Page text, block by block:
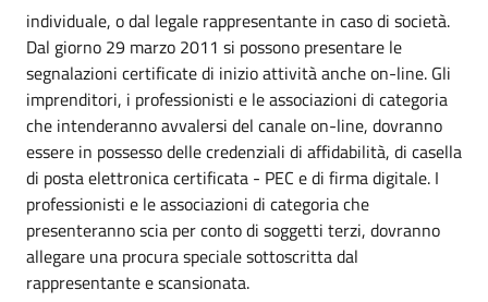
individuale, o dal legale rappresentante in caso di società.
Dal giorno 29 marzo 2011 si possono presentare le
segnalazioni certificate di inizio attività anche on-line. Gli
imprenditori, i professionisti e le associazioni di categoria
che intenderanno avvalersi del canale on-line, dovranno
essere in possesso delle credenziali di affidabilità, di casella
di posta elettronica certificata - PEC e di firma digitale. I
professionisti e le associazioni di categoria che
presenteranno scia per conto di soggetti terzi, dovranno
allegare una procura speciale sottoscritta dal
rappresentante e scansionata.